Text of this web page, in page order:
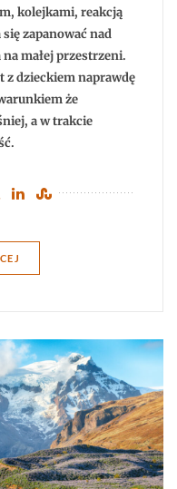
podróż
zachować
spokój?
kolejkami, reakcją
zapanować nad
małej przestrzeni.
z dzieckiem naprawdę
że
a w trakcie